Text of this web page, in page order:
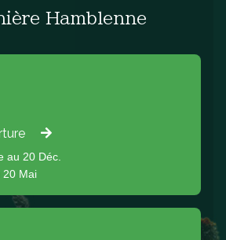
Hamblenne
au 20 Déc.
20 Mai